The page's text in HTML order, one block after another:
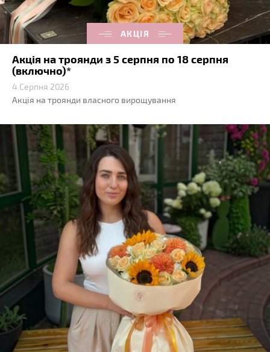
АКЦІЯ
Акція на троянди з 5 серпня по 18 серпня
(включно)*
4 Серпня 2026
Акція на троянди власного вирощування